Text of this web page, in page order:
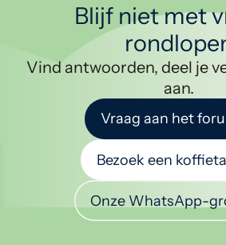
Blijf niet met
Vind antwoorden, deel je
aan.
Vraag aan het
Bezoek een
Onze WhatsApp-